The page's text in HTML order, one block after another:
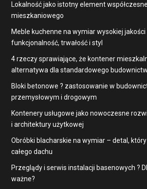
Lokalność jako istotny element
mieszkaniowego
Meble kuchenne na wymiar wysokiej
funkcjonalność, trwałość i styl
4 rzeczy sprawiające, że kontener
alternatywa dla standardowego
Bloki betonowe ? zastosowanie w
przemysłowym i drogowym
Kontenery usługowe jako nowoczesne
i architektury użytkowej
Obróbki blacharskie na wymiar – detal,
całego dachu
Przeglądy i serwis instalacji basenowych ?
ważne?